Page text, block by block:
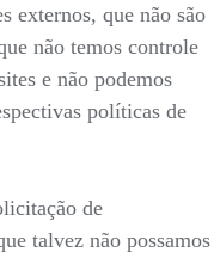
externos, que não são
não temos controle
e não podemos
políticas de
de
talvez não possamos